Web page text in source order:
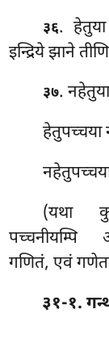
३६.
इन्द्रिये झाने
३७.
(यथा
पच्चनीयम्पि
गणितं, एवं
३१-१.